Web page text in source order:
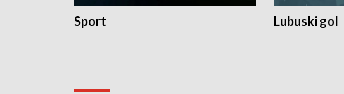
Sport Lubuski gol